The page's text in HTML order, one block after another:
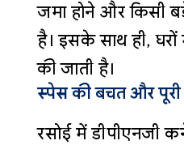
जमा होने और किसी
है। इसके साथ ही, घरों
की जाती है।
स्पेस की बचत और पूरी
रसोई में डीपीएनजी